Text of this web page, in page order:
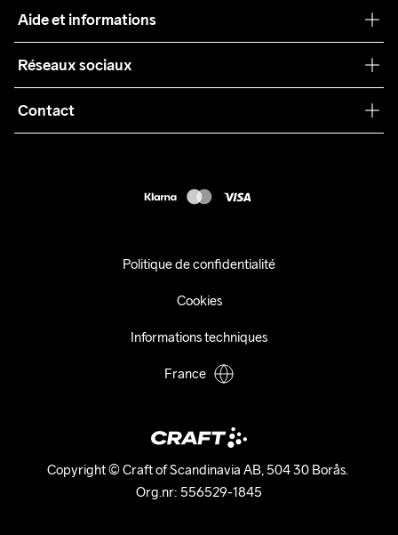
Teamwear
Durabilité
Collaborations
Aide et informations
Conditions générales
Retours
Réseaux sociaux
Contact
Copyright © Craft of Scandinavia AB, 504 30 Borås.
Org.nr: 556529-1845
Politique de confidentialité
Cookies
Informations techniques
France